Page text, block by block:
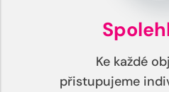
Ke každé
přistupujeme